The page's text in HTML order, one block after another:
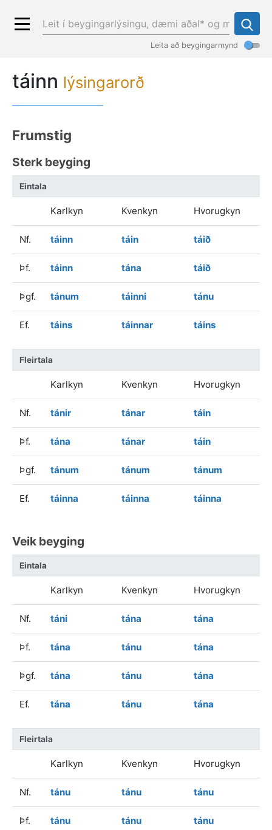
Leita að beygingarmynd
táinn lýsingarorð
Frumstig
Sterk beyging
Eintala
Karlkyn Kvenkyn Hvorugkyn
Nf. táinn táin táið
Þf. táinn tána táið
Þgf. tánum táinni tánu
Ef. táins táinnar táins
Fleirtala
Karlkyn Kvenkyn Hvorugkyn
Nf. tánir tánar táin
Þf. tána tánar táin
Þgf. tánum tánum tánum
Ef. táinna táinna táinna
Veik beyging
Eintala
Karlkyn Kvenkyn Hvorugkyn
Nf. táni tána tána
Þf. tána tánu tána
Þgf. tána tánu tána
Ef. tána tánu tána
Fleirtala
Karlkyn Kvenkyn Hvorugkyn
Nf. tánu tánu tánu
Þf. tánu tánu tánu